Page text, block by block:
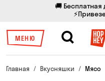
🚚 Бесплатная
МЕНЮ
Главная Вкусняшки Мясо